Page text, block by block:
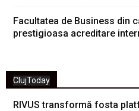
Facultatea de Business din
prestigioasa acreditare
ClujToday
RIVUS transformă fosta